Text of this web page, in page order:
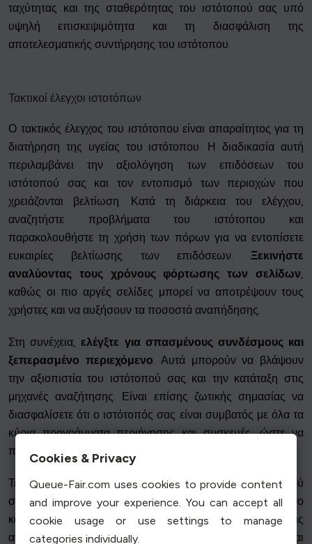
ταχύτητας και της σταθερότητας του ιστότοπού σας υπό
υψηλή επισκεψιμότητα και τη διασφάλιση της
αποτελεσματικής συντήρησης του ιστότοπου.
Τακτικοί έλεγχοι ιστοτόπων
Ο τακτικός έλεγχος του ιστότοπου είναι απαραίτητος για τη
διατήρηση της υγείας του ιστότοπου. Η διαδικασία αυτή
περιλαμβάνει την αξιολόγηση των επιδόσεων του
ιστότοπού σας και τον εντοπισμό των περιοχών που
χρειάζονται βελτίωση. Κατά τη διάρκεια του ελέγχου,
αναζητήστε προβλήματα του ιστότοπου και
παρακολουθήστε τη χρήση των πόρων για να εντοπίσετε
ευκαιρίες βελτίωσης των επιδόσεων. Ξεκινήστε
αναλύοντας τους χρόνους φόρτωσης των σελίδων,
καθώς οι πιο αργές σελίδες μπορεί να αποτρέψουν τους
χρήστες και να αυξήσουν τα ποσοστά αναπήδησης.
Στη συνέχεια,ελέγξτε για σπασμένους συνδέσμους και
ξεπερασμένο περιεχόμενο. Αυτά μπορούν να βλάψουν
την αξιοπιστία του ιστότοπού σας και την κατάταξη στις
μηχανές αναζήτησης. Είναι επίσης ζωτικής σημασίας να
διασφαλίσετε ότι ο ιστότοπός σας είναι συμβατός με όλα τα
κύρια προγράμματα περιήγησης και συσκευές, ώστε να
παρέχει μια ομοιόμορφη εμπειρία για όλους τους χρήστες.
Τέλος, επανεξετάζετε τακτικά την ασφάλεια του ιστότοπού
σας. Βεβαιωθείτε ότι όλο το λογισμικό είναι ενημερωμένο
και ότι ο ιστότοπός σας προστατεύεται από τις συνήθεις
απειλές ασφαλείας, όπως κακόβουλο λογισμικό και
Cookies & Privacy
Queue-Fair.com uses cookies to provide content
and improve your experience. You can accept all
cookie usage or use settings to manage
categories individually.